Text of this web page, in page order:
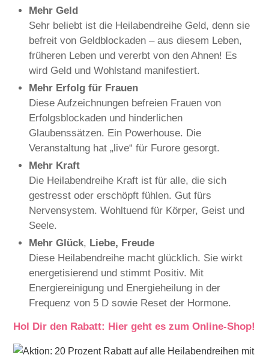
Mehr Geld
Sehr beliebt ist die Heilabendreihe Geld, denn sie
befreit von Geldblockaden – aus diesem Leben,
früheren Leben und vererbt von den Ahnen! Es
wird Geld und Wohlstand manifestiert.
Mehr Erfolg für Frauen
Diese Aufzeichnungen befreien Frauen von
Erfolgsblockaden und hinderlichen
Glaubenssätzen. Ein Powerhouse. Die
Veranstaltung hat „live“ für Furore gesorgt.
Mehr Kraft
Die Heilabendreihe Kraft ist für alle, die sich
gestresst oder erschöpft fühlen. Gut fürs
Nervensystem. Wohltuend für Körper, Geist und
Seele.
Mehr Glück, Liebe, Freude
Diese Heilabendreihe macht glücklich. Sie wirkt
energetisierend und stimmt Positiv. Mit
Energiereinigung und Energieheilung in der
Frequenz von 5 D sowie Reset der Hormone.
Hol Dir den Rabatt: Hier geht es zum Online-Shop!